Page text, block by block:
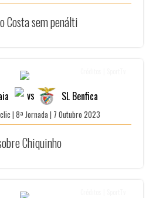
Costa sem penálti
vs SL Benfica
| 8ª Jornada | 7 Outubro 2023
Chiquinho